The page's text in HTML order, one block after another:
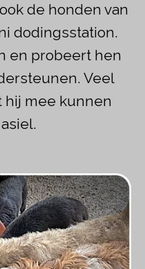
de honden van
dodingsstation.
en probeert hen
Veel
hij mee kunnen